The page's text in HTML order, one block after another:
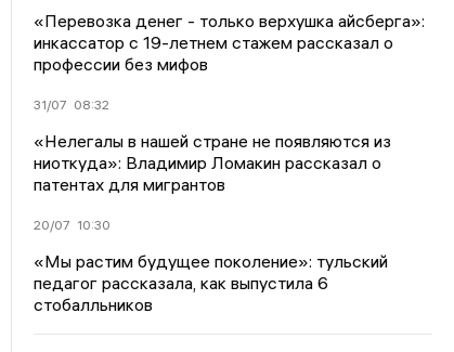
«Перевозка денег - только верхушка айсберга»:
инкассатор с 19-летнем стажем рассказал о
профессии без мифов
31/07 08:32
«Нелегалы в нашей стране не появляются из
ниоткуда»: Владимир Ломакин рассказал о
патентах для мигрантов
20/07 10:30
«Мы растим будущее поколение»: тульский
педагог рассказала, как выпустила 6
стобалльников